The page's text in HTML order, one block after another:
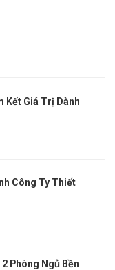
Kết Giá Trị Dành
Công Ty Thiết
Phòng Ngủ Bền